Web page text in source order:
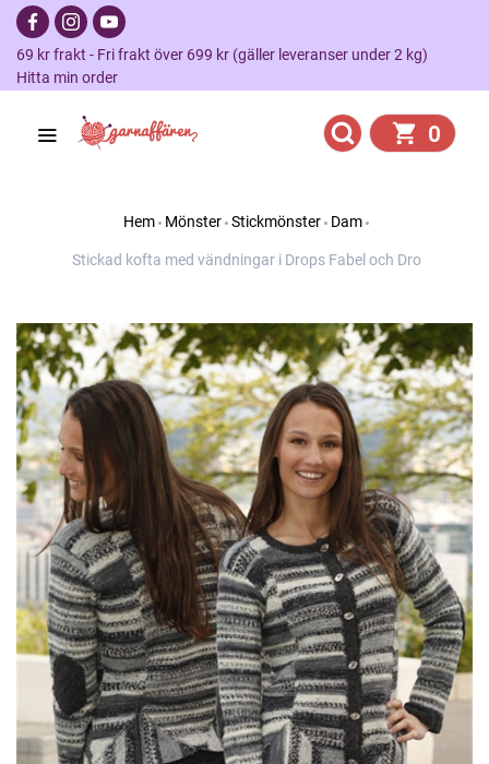
69 kr frakt - Fri frakt över 699 kr (gäller leveranser under 2 kg)
Hitta min order
0
Hem Mönster Stickmönster Dam
Stickad kofta med vändningar i Drops Fabel och Dro